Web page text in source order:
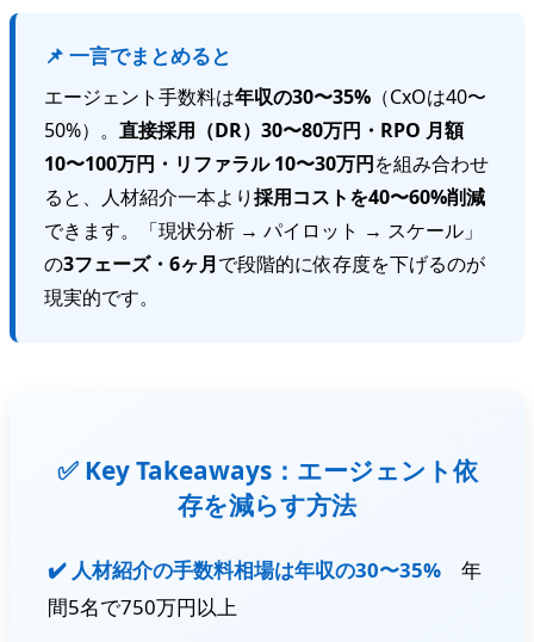
📌 一言でまとめると
エージェント手数料は年収の30〜35% （CxOは40〜
50%）。 直接採用（DR）30〜80万円・RPO 月額
10〜100万円・リファラル 10〜30万円を組み合わせ
ると、人材紹介一本より採用コストを40〜60%削減
できます。「現状分析 → パイロット → スケール」
の3フェーズ・6ヶ月で段階的に依存度を下げるのが
現実的です。
✅ Key Takeaways：エージェント依
存を減らす方法
✔️ 人材紹介の手数料相場は年収の30〜35% 年
間5名で750万円以上